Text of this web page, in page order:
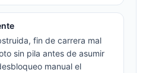
fin de carrera mal
sin pila antes de asumir
manual el